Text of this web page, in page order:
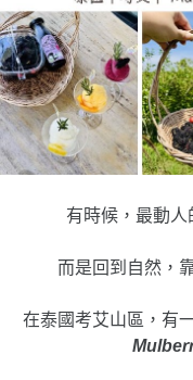
有時候，最動人
而是回到自然，
在泰國考艾山區，有